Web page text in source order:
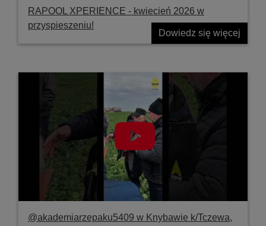
RAPOOL XPERIENCE - kwiecień 2026 w
przyspieszeniu!
Dowiedz się więcej
@akademiarzepaku5409 w Knybawie k/Tczewa,